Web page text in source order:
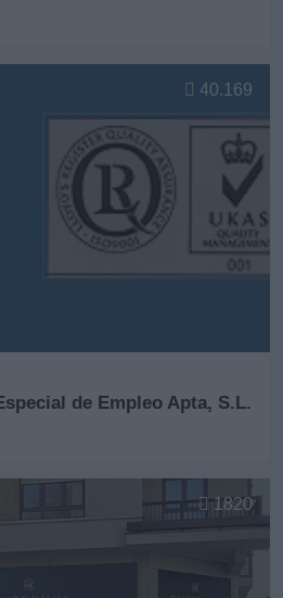
de Empleo Apta, S.L.
40.169
1820